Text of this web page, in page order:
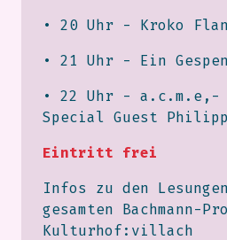
• 20 Uhr - Kroko
• 21 Uhr - Ein
• 22 Uhr - a.c.m.e,-
Special Guest
Eintritt frei
Infos zu den
gesamten Bachmann-
Kulturhof:villach